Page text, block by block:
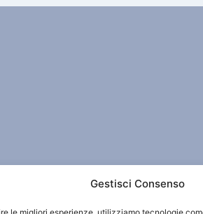
Gestisci Consenso